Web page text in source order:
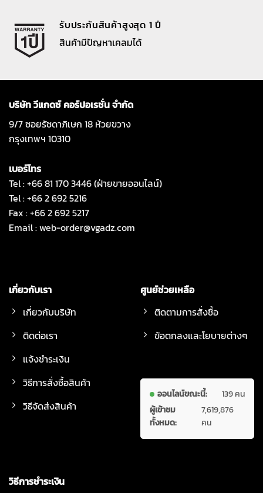
รับประกันสินค้าสูงสุด 1 ปี
สินค้ามีปัญหาเคลมได้
บริษัท วีแกดซ์ คอร์ปอเรชั่น จำกัด
9/7 ซอยรัชดาภิเษก 18 ห้วยขวาง
กรุงเทพฯ 10310
เบอร์โทร
Tel : +66 81 170 3446 (ฝ่ายขายออนไลน์)
Tel : +66 2 692 5216
Fax : +66 2 692 5217
Email :web-order@vgadz.com
เกี่ยวกับเรา
เกี่ยวกับบริษัท
ติดต่อเรา
แจ้งชำระเงิน
วิธีการสั่งซื้อสินค้า
วิธีจัดส่งสินค้า
ศูนย์ช่วยเหลือ
ติดตามการสั่งซื้อ
ข้อตกลงและโยบายต่างๆ
ออนไลน์ขณะนี้:
139 คน
ผู้เข้าชม
ทั้งหมด:
7,619,876
คน
วิธีการชำระเงิน